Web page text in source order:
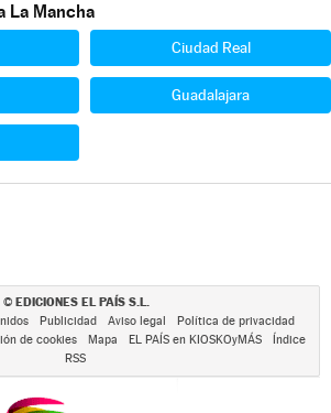
La Mancha
Ciudad Real
Guadalajara
© EDICIONES EL PAÍS S.L.
Publicidad Aviso legal
Política de privacidad
de cookies Mapa EL PAÍS en KIOSKOyMÁS
Índice
RSS